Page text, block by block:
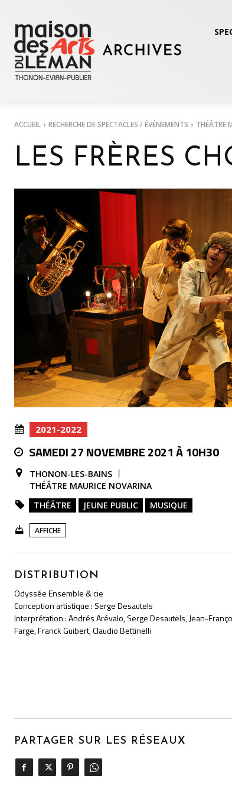
ACCUEIL RECHERCHE DE SPECTACLES / ÉVÉNEMENTS THÉÂTRE
LES FRÈRES
2021-2022
SAMEDI 27 NOVEMBRE 2021 À 10H30
THONON-LES-BAINS
THÉÂTRE MAURICE NOVARINA
THÉÂTRE
JEUNE PUBLIC MUSIQUE
AFFICHE
DISTRIBUTION
Odyssée Ensemble & cie
Conception artistique : Serge Desautels
Interprétation : Andrés Arévalo, Serge Desautels, Jean-
Farge, Franck Guibert, Claudio Bettinelli
PARTAGER SUR LES RÉSEAUX